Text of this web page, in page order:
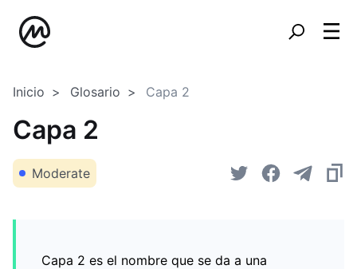
Inicio Glosario Capa 2
Capa 2
Moderate
Capa 2 es el nombre que se da a una